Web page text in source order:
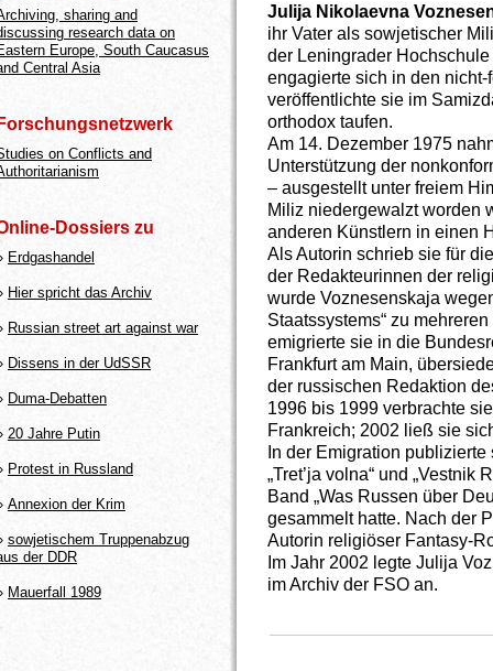
Julija Nikolaevna
ihr Vater als sowjetischer
der Leningrader
engagierte sich in den
veröffentlichte sie im
orthodox taufen.
Am 14. Dezember 1975
Unterstützung der
– ausgestellt unter freiem
Miliz niedergewalzt worden
anderen Künstlern in einen
Als Autorin schrieb sie für
der Redakteurinnen der
wurde Voznesenskaja
Staatssystems“ zu
emigrierte sie in die
Frankfurt am Main,
der russischen Redaktion
1996 bis 1999 verbrachte
Frankreich; 2002 ließ sie
In der Emigration publizierte
„Tret’ja volna“ und
Band „Was Russen über
gesammelt hatte. Nach der
Autorin religiöser Fantasy-
Im Jahr 2002 legte Julija
im Archiv der FSO an.
sharing and
research data on
Europe, South Caucasus
Central Asia
on Conflicts and
Dossiers zu
Erdgashandel
Hier spricht das Archiv
Russian street art against war
Dissens in der UdSSR
Duma-Debatten
20 Jahre Putin
Protest in Russland
Annexion der Krim
sowjetischem Truppenabzug
der DDR
Mauerfall 1989